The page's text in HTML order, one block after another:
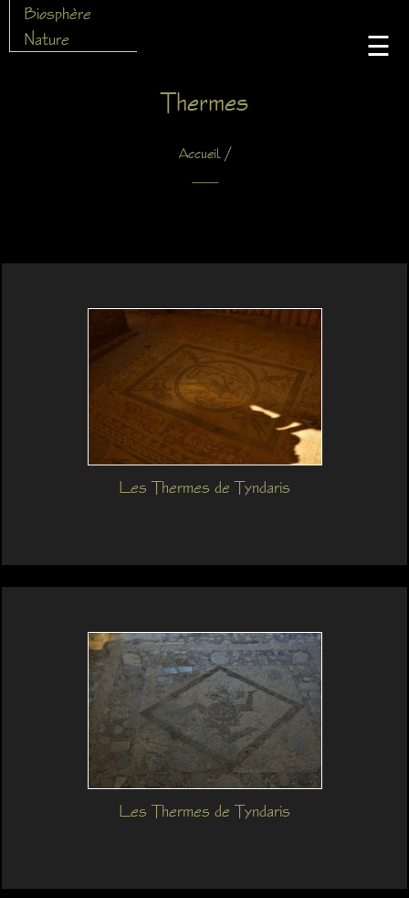
Biosphère
Nature
☰
Thermes
Accueil/
X
Les Thermes de Tyndaris
Les Thermes de Tyndaris